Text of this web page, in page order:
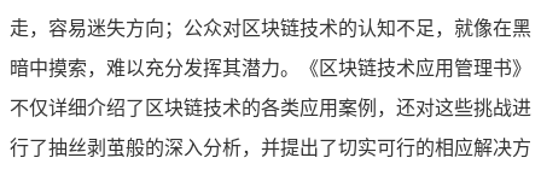
走，容易迷失方向；公众对区块链技术的认知不足，就像在黑
暗中摸索，难以充分发挥其潜力。《区块链技术应用管理书》
不仅详细介绍了区块链技术的各类应用案例，还对这些挑战进
行了抽丝剥茧般的深入分析，并提出了切实可行的相应解决方